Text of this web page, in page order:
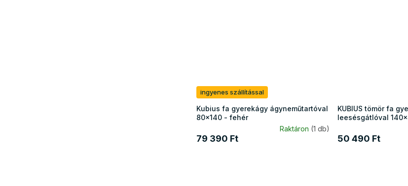
ingyenes szállítással
Kubius fa gyerekágy ágyneműtartóval
80x140 - fehér
Raktáron (1 db)
79 390 Ft
KUBIUS tömör fa
leesésgátlóval
50 490 Ft